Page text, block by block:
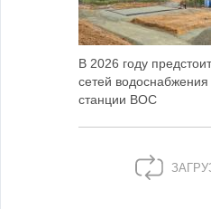
В 2026 году
сетей
станции ВОС